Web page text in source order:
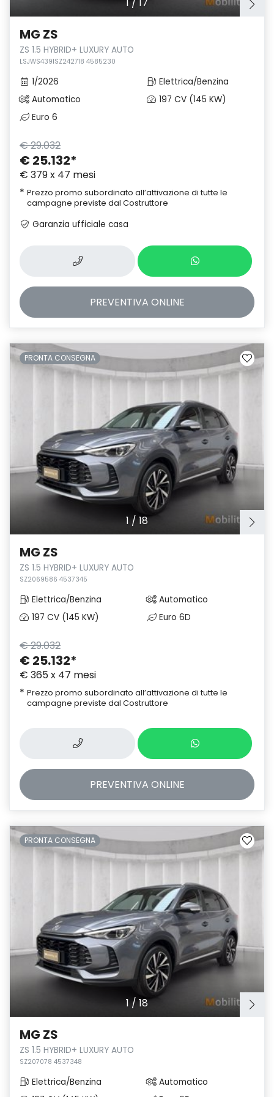
MG ZS
ZS 1.5 HYBRID+ LUXURY AUTO
LSJWS4391SZ242718 4585230
1/2026
Elettrica/Benzina
Automatico
197 CV (145 KW)
Euro 6
€ 29.032
€ 25.132*
€ 379 x 47 mesi
* Prezzo promo subordinato all’attivazione di tutte le
campagne previste dal Costruttore
Garanzia ufficiale casa
PREVENTIVA ONLINE
1/18
PRONTA CONSEGNA
MG ZS
ZS 1.5 HYBRID+ LUXURY AUTO
SZ2069586 4537345
Elettrica/Benzina
Automatico
197 CV (145 KW)
Euro 6D
€ 29.032
€ 25.132*
€ 365 x 47 mesi
* Prezzo promo subordinato all’attivazione di tutte le
campagne previste dal Costruttore
PREVENTIVA ONLINE
1/18
PRONTA CONSEGNA
MG ZS
ZS 1.5 HYBRID+ LUXURY AUTO
SZ207078 4537348
Elettrica/Benzina
Automatico